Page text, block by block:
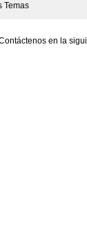
Temas
en la